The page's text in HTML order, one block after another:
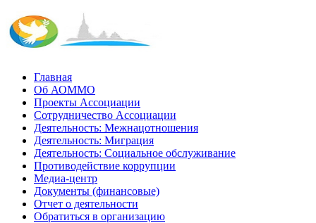
Главная
Об АОММО
Проекты Ассоциации
Сотрудничество Ассоциации
Деятельность: Межнацотношения
Деятельность: Миграция
Деятельность: Социальное обслуживание
Противодействие коррупции
Медиа-центр
Документы (финансовые)
Отчет о деятельности
Обратиться в организацию